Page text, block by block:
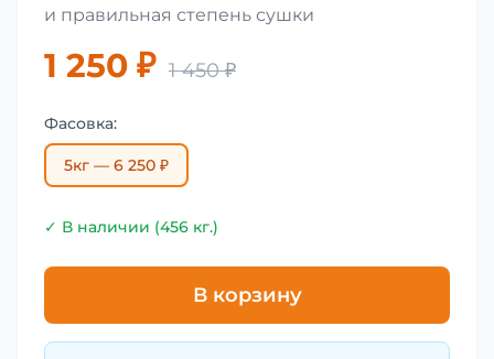
и правильная степень сушки
1 250 ₽ 1 450 ₽
Фасовка:
5кг — 6 250 ₽
✓ В наличии (456 кг.)
В корзину